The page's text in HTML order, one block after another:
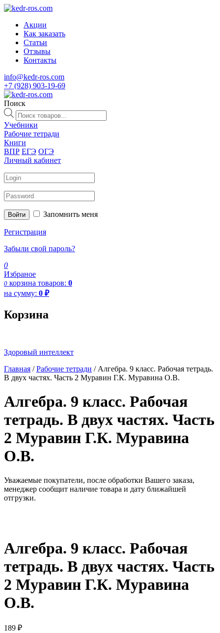
Акции
Как заказать
Статьи
Отзывы
Контакты
info@kedr-ros.com
+7 (928) 903-19-69
Поиск
Поиск
товаров
Учебники
Рабочие тетради
Книги
ВПР ЕГЭ ОГЭ
Личный кабинет
Войти Запомнить меня
Регистрация
Забыли свой пароль?
0
Избраное
0 корзина товаров: 0
на сумму: 0 ₽
Корзина
Здоровый интеллект
Главная /Рабочие тетради / Алгебра. 9 класс. Рабочая тетрадь.
В двух частях. Часть 2 Муравин Г.К. Муравина О.В.
Алгебра. 9 класс. Рабочая
тетрадь. В двух частях. Часть
2 Муравин Г.К. Муравина
О.В.
Уважаемые покупатели, после обработки Вашего заказа,
менеджер сообщит наличие товара и дату ближайшей
отгрузки.
Алгебра. 9 класс. Рабочая
тетрадь. В двух частях. Часть
2 Муравин Г.К. Муравина
О.В.
189 ₽